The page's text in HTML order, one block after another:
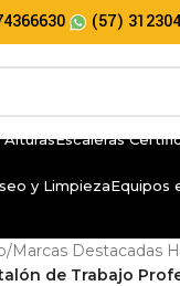
(57)
Escaleras
y LimpiezaEquipos
/Marcas Destacadas
de Trabajo